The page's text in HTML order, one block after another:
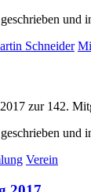
geschrieben und
Schneider
zur 142.
geschrieben und
Verein